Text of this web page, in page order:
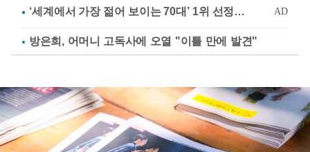
방은희, 어머니 고독사에 오열 "이틀 만에 발견"